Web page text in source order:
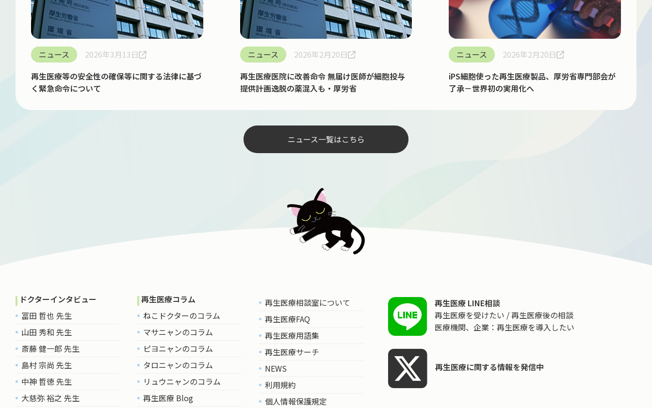
ニュース
2026年3月13日
再生医療等の安全性の確保等に関する法律に基づ
く緊急命令について
ニュース
2026年2月20日
再生医療医院に改善命令 無届け医師が細胞投与
提供計画逸脱の薬混入も・厚労省
ニュース
2026年2月20日
iPS細胞使った再生医療製品、厚労省専門部会が
了承－世界初の実用化へ
ニュース一覧はこちら
ドクターインタビュー
冨田 哲也 先生
山田 秀和 先生
斎藤 健一郎 先生
島村 宗尚 先生
中神 哲徳 先生
大慈弥 裕之 先生
再生医療コラム
ねこドクターのコラム
マサニャンのコラム
ピヨニャンのコラム
タロニャンのコラム
リュウニャンのコラム
再生医療 Blog
再生医療相談室について
再生医療FAQ
再生医療用語集
再生医療サーチ
NEWS
利用規約
個人情報保護規定
再生医療 LINE相談
再生医療を受けたい / 再生医療後の相談
医療機関、企業：再生医療を導入したい
再生医療に関する情報を発信中